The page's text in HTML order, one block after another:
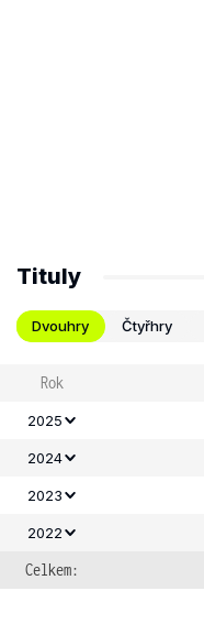
Tituly
Dvouhry Čtyřhry
Rok
2025
2024
2023
2022
Celkem: